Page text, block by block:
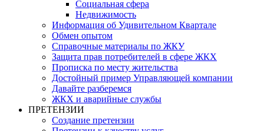
Социальная сфера
Недвижимость
Информация об Удивительном Квартале
Обмен опытом
Справочные материалы по ЖКУ
Защита прав потребителей в сфере ЖКХ
Прописка по месту жительства
Достойный пример Управляющей компании
Давайте разберемся
ЖКХ и аварийные службы
ПРЕТЕНЗИИ
Создание претензии